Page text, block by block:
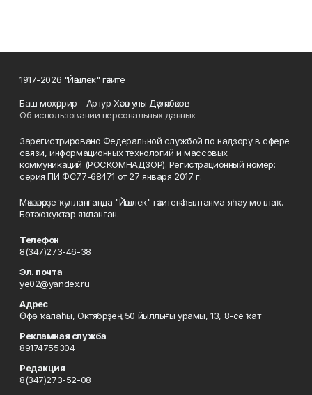
1917-2026 "Йәшлек" гәзите
Баш мөхәррир - Артур Хәсән улы Дәүләтбәков
Об использовании персональных данных
Зарегистрировано Федеральной службой по надзору в сфере
связи, информационных технологий и массовых
коммуникаций (РОСКОМНАДЗОР). Регистрационный номер:
серия ПИ ФС77-68471 от 27 января 2017 г.
Мәҡәләләрҙе ҡулланғанда "Йәшлек" гәзитенә һылтанма яһау мотлаҡ.
Бөтә хоҡуҡтар яҡланған.
Телефон
8(347)273-46-38
Эл. почта
ye02@yandex.ru
Адрес
Өфө ҡалаһы, Октябрҙең 50 йыллығы урамы, 13, 8-се ҡат
Рекламная служба
89174755304
Редакция
8(347)273-52-08